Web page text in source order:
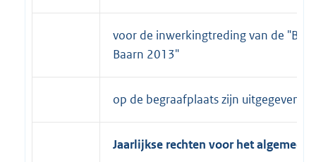
voor de inwerkingtreding van de
Baarn 2013"
op de begraafplaats zijn uitgegeven.
Jaarlijkse rechten voor het